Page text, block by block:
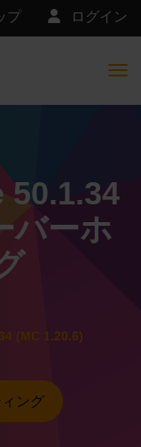
ログイン
プ
バーホ
(MC 1.20.6)
ング